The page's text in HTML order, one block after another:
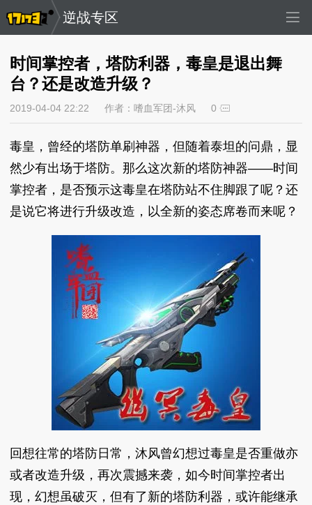
逆战专区
时间掌控者，塔防利器，毒皇是退出舞
台？还是改造升级？
2019-04-04 22:22 作者：嗜血军团-沐风 0
毒皇，曾经的塔防单刷神器，但随着泰坦的问鼎，显
然少有出场于塔防。那么这次新的塔防神器——时间
掌控者，是否预示这毒皇在塔防站不住脚跟了呢？还
是说它将进行升级改造，以全新的姿态席卷而来呢？
回想往常的塔防日常，沐风曾幻想过毒皇是否重做亦
或者改造升级，再次震撼来袭，如今时间掌控者出
现，幻想虽破灭，但有了新的塔防利器，或许能继承